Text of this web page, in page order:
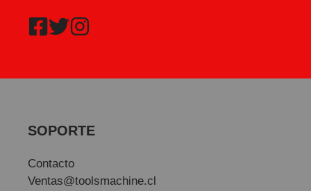
SOPORTE
Contacto
Ventas@toolsmachine.cl